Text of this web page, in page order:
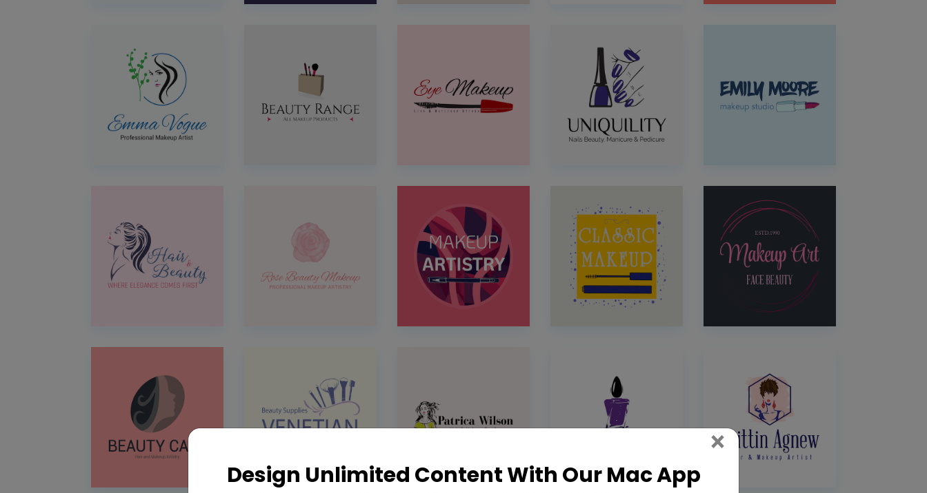
Design Unlimited Content With Our Mac App
× Close